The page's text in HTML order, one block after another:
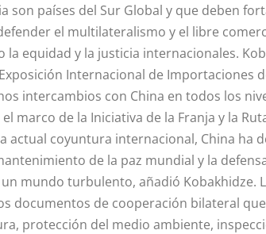
son países del Sur Global y que deben
el multilateralismo y el libre
la equidad y la justicia internacionales.
Internacional de Importaciones
intercambios con China en todos los
marco de la Iniciativa de la Franja y la
actual coyuntura internacional, China ha
de la paz mundial y la
mundo turbulento, añadió Kobakhidze.
documentos de cooperación bilateral
protección del medio ambiente,